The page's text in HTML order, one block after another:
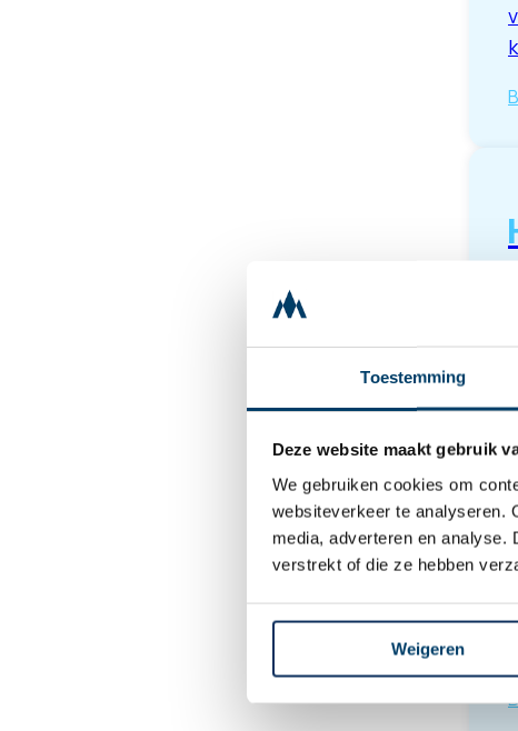
Toestemming
Deze website maakt gebruik
We gebruiken cookies om
websiteverkeer te analyseren.
media, adverteren en analyse.
verstrekt of die ze hebben
Weigeren